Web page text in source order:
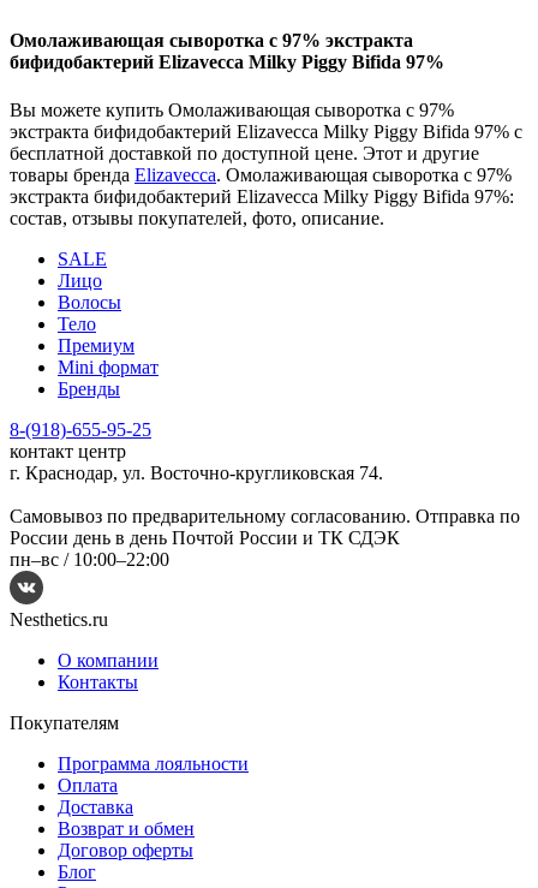
Омолаживающая сыворотка с 97% экстракта
бифидобактерий Elizavecca Milky Piggy Bifida 97%
Вы можете купить Омолаживающая сыворотка с 97%
экстракта бифидобактерий Elizavecca Milky Piggy Bifida 97% с
бесплатной доставкой по доступной цене. Этот и другие
товары бренда Elizavecca. Омолаживающая сыворотка с 97%
экстракта бифидобактерий Elizavecca Milky Piggy Bifida 97%:
состав, отзывы покупателей, фото, описание.
SALE
Лицо
Волосы
Тело
Премиум
Mini формат
Бренды
8-(918)-655-95-25
контакт центр
г. Краснодар, ул. Восточно-кругликовская 74.
Самовывоз по предварительному согласованию. Отправка по
России день в день Почтой России и ТК СДЭК
пн–вс / 10:00–22:00
Nesthetics.ru
О компании
Контакты
Покупателям
Программа лояльности
Оплата
Доставка
Возврат и обмен
Договор оферты
Блог